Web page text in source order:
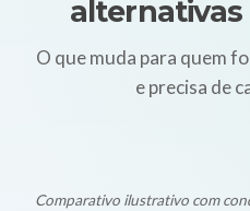
O que muda para quem
e precisa de
Comparativo ilustrativo com